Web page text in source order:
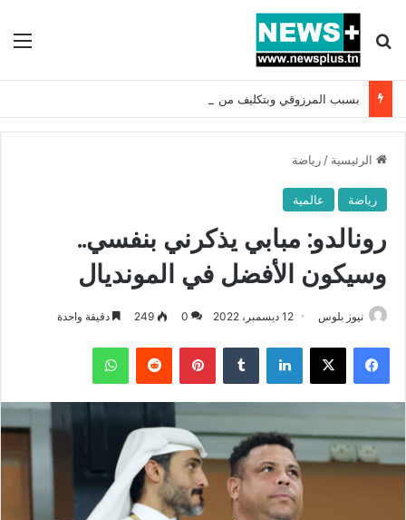
بحث عن
الرئيسية / رياضة
رياضة عالمية
رونالدو: مبابي يذكرني بنفسي..
وسيكون الأفضل في المونديال
نيوز بلوس 12 ديسمبر، 2022 0
249 دقيقة واحدة
فيسبوك X لينكدإن بينتيريست واتساب